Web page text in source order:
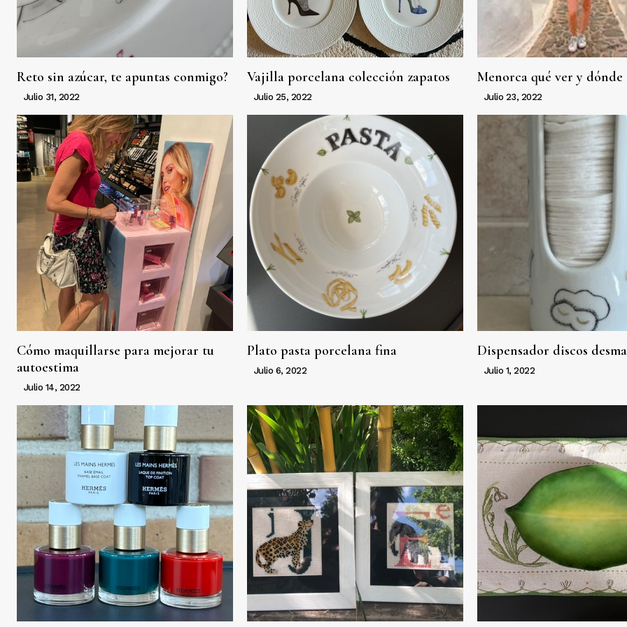
Reto sin azúcar, te apuntas conmigo?
Julio 31, 2022
Vajilla porcelana colección zapatos
Julio 25, 2022
Menorca qué ver y dónde
Julio 23, 2022
Cómo maquillarse para mejorar tu
autoestima
Julio 14, 2022
Plato pasta porcelana fina
Julio 6, 2022
Dispensador discos
Julio 1, 2022